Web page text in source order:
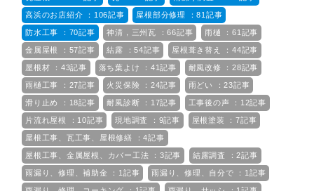
高浜のお店紹介 ：106記事 屋根部分修理 ：81記事
防水工事 ：70記事 神清，三州瓦 ：66記事 雨樋 ：61記事
金属屋根 ：57記事 結露 ：54記事 屋根葺き替え ：44記事
屋根材 ：43記事 落ち葉よけ ：41記事 耐風改修 ：28記事
雨樋工事 ：27記事 火災保険 ：24記事 雨どい ：23記事
滑り止め ：18記事 耐風診断 ：17記事 工事後の声 ：12記事
片流れ屋根 ：10記事 現地調査 ：9記事 屋根塗装 ：7記事
屋根工事、瓦工事、屋根修繕 ：4記事
屋根工事、金属屋根、カバー工法 ：3記事 結露調査 ：2記事
雨漏り、修理、補助金 ：1記事 雨漏り、修理、自分で ：1記事